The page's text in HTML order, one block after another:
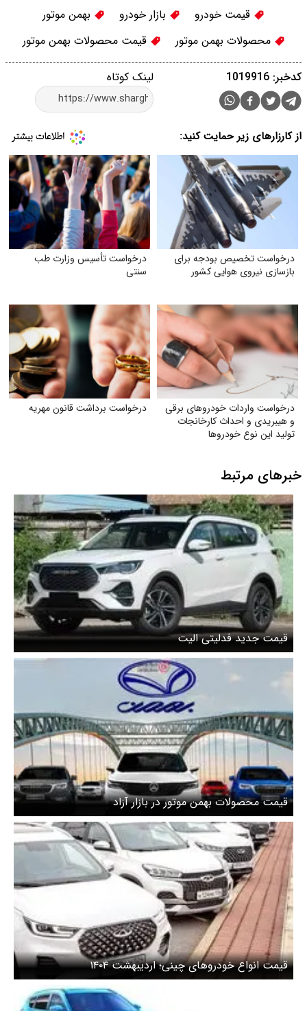
قیمت خودرو بازار خودرو
بهمن موتور
محصولات بهمن موتور
قیمت محصولات بهمن موتور
لینک کوتاه کدخبر: 1019916
از کارزارهای زیر حمایت کنید:
درخواست تخصیص بودجه برای
بازسازی نیروی هوایی کشور
درخواست تأسیس وزارت طب
سنتی
درخواست واردات خودروهای برقی
و هیبریدی و احداث کارخانجات
تولید این نوع خودروها
درخواست برداشت قانون مهریه
خبرهای مرتبط
قیمت جدید فدلیتی الیت
قیمت محصولات بهمن موتور در بازار آزاد
قیمت انواع خودروهای چینی؛ اردیبهشت ۱۴۰۴